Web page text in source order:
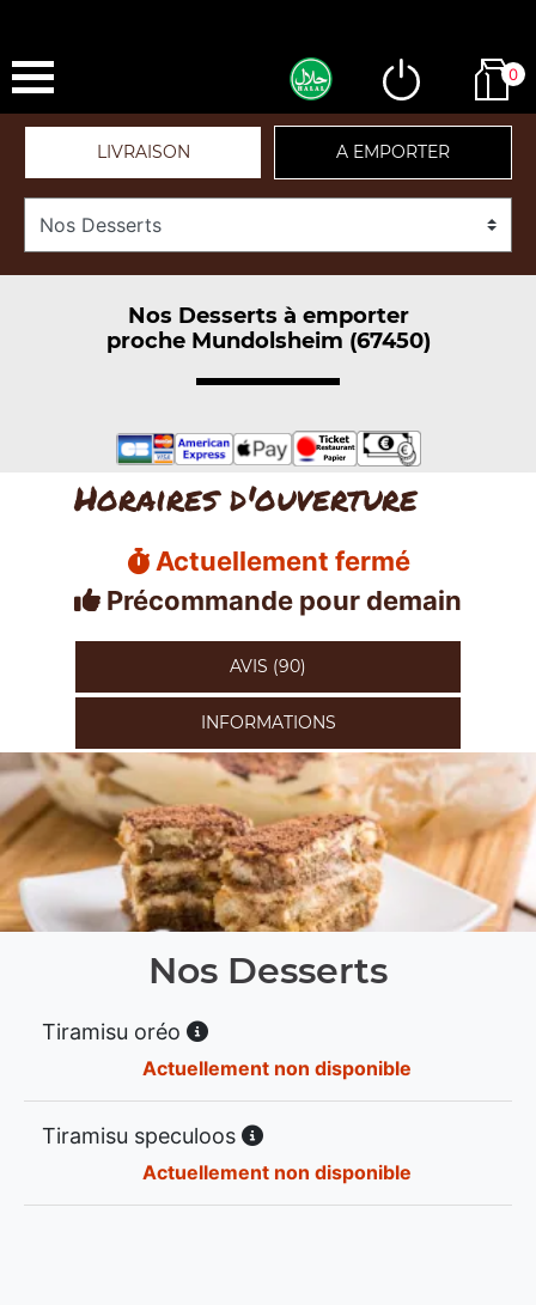
0
LIVRAISON A EMPORTER
Nos Desserts à emporter
proche Mundolsheim (67450)
Horaires d'ouverture
Actuellement fermé
Précommande pour demain
AVIS (90)
INFORMATIONS
Nos Desserts
Tiramisu oréo
Actuellement non disponible
Tiramisu speculoos
Actuellement non disponible